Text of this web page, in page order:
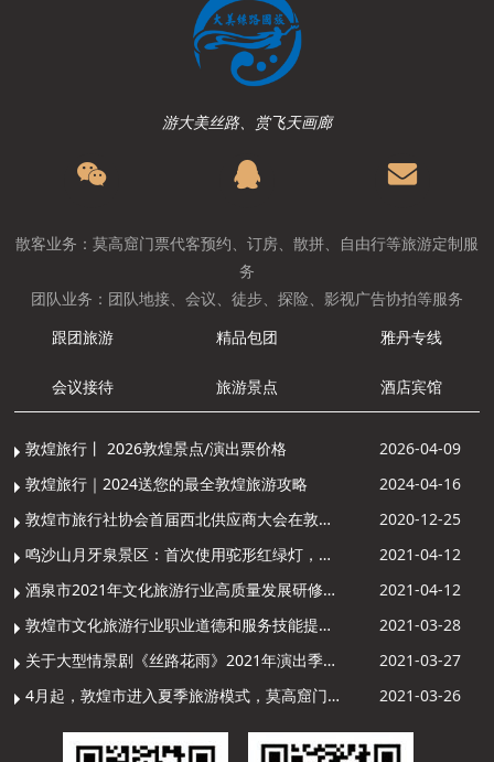
游大美丝路、赏飞天画廊
散客业务：莫高窟门票代客预约、订房、散拼、自由行等旅游定制服
务
团队业务：团队地接、会议、徒步、探险、影视广告协拍等服务
跟团旅游
精品包团 雅丹专线
会议接待 旅游景点 酒店宾馆
敦煌旅行丨 2026敦煌景点/演出票价格
2026-04-09
敦煌旅行｜2024送您的最全敦煌旅游攻略
2024-04-16
敦煌市旅行社协会首届西北供应商大会在敦煌召开
2020-12-25
鸣沙山月牙泉景区：首次使用驼形红绿灯，骆驼“看驼灯绿了”走起来
2021-04-12
酒泉市2021年文化旅游行业高质量发展研修提升培训班敦煌分训点开班
2021-04-12
敦煌市文化旅游行业职业道德和服务技能提升导游专项培训成功举办
2021-03-28
关于大型情景剧《丝路花雨》2021年演出季开演的通知
2021-03-27
4月起，敦煌市进入夏季旅游模式，莫高窟门票价格调整
2021-03-26